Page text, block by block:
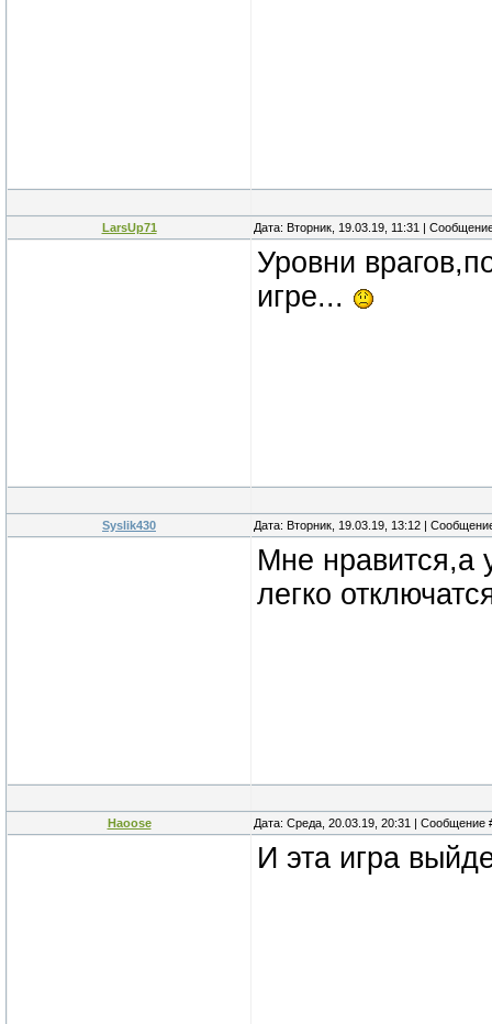
LarsUp71 Дата: Вторник, 19.03.19, 11:31 |
Уровни
игре...
Syslik430 Дата: Вторник, 19.03.19, 13:12 |
Мне нравится,а
легко
Haoose Дата: Среда, 20.03.19, 20:31 | Сообщение
И эта игра